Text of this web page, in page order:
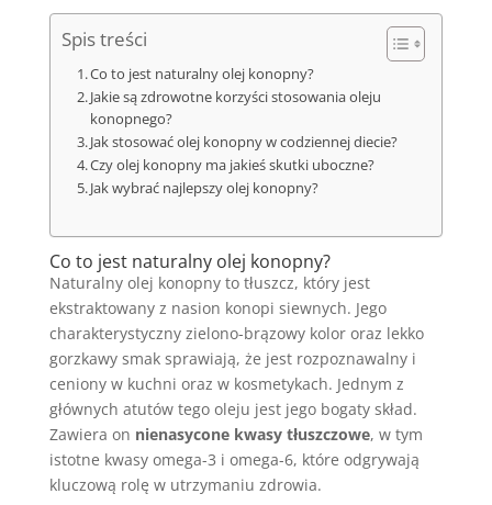
Spis treści
Co to jest naturalny olej konopny?
Jakie są zdrowotne korzyści stosowania oleju
konopnego?
Jak stosować olej konopny w codziennej diecie?
Czy olej konopny ma jakieś skutki uboczne?
Jak wybrać najlepszy olej konopny?
Co to jest naturalny olej konopny?
Naturalny olej konopny to tłuszcz, który jest
ekstraktowany z nasion konopi siewnych. Jego
charakterystyczny zielono-brązowy kolor oraz lekko
gorzkawy smak sprawiają, że jest rozpoznawalny i
ceniony w kuchni oraz w kosmetykach. Jednym z
głównych atutów tego oleju jest jego bogaty skład.
Zawiera on nienasycone kwasy tłuszczowe, w tym
istotne kwasy omega-3 i omega-6, które odgrywają
kluczową rolę w utrzymaniu zdrowia.